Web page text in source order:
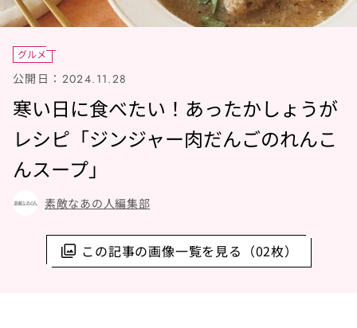
この記事の画像一覧を見る（02枚）
グルメ
公開日： 2024.11.28
寒い日に食べたい！あったかしょうが
レシピ「ジンジャー肉だんごのれんこ
んスープ」
素敵なあの人編集部